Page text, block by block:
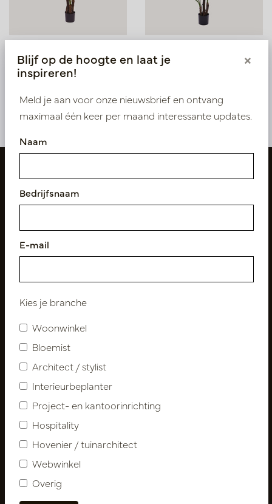
Philodendron Fun Bun
H100 D90
Op voorraad
PV17.4154710
Philodendron Fun Bun
H145 D100
PV17.4154713
Volg ons
Nieuwsbrief
Abonneer
Over ons
Nieuwsbrief
Privacy Policy
Leveringsvoorwaarden
Blijf op de hoogte en laat je
inspireren!
×
Meld je aan voor onze nieuwsbrief en ontvang
maximaal één keer per maand interessante updates.
Naam
Bedrijfsnaam
E-mail
Kies je branche
Woonwinkel
Bloemist
Architect / stylist
Interieurbeplanter
Project- en kantoorinrichting
Hospitality
Hovenier / tuinarchitect
Webwinkel
Overig